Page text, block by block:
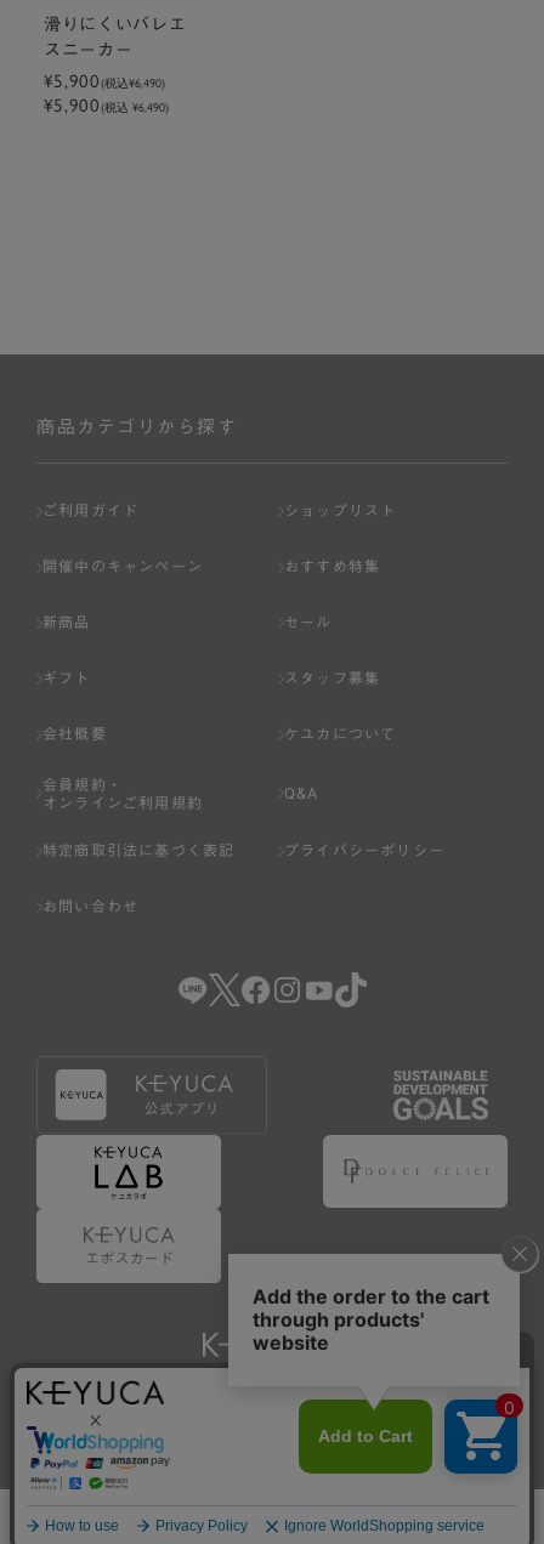
滑りにくいバレエ
スニーカー
¥5,900(税込¥6,490)
¥5,900(税込 ¥6,490)
商品カテゴリから探す
ご利用ガイド ショップリスト
開催中のキャンペーン おすすめ特集
新商品 セール
ギフト スタッフ募集
会社概要 ケユカについて
会員規約・
オンラインご利用規約
Q&A
特定商取引法に基づく表記 プライバシーポリシー
お問い合わせ
Copyright © KAWAJUN Co., Ltd. All Rights Reserved.